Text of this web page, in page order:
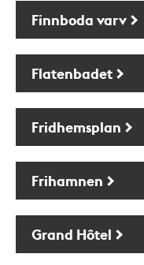
Finnboda varv
Flatenbadet
Fridhemsplan
Frihamnen
Grand Hôtel